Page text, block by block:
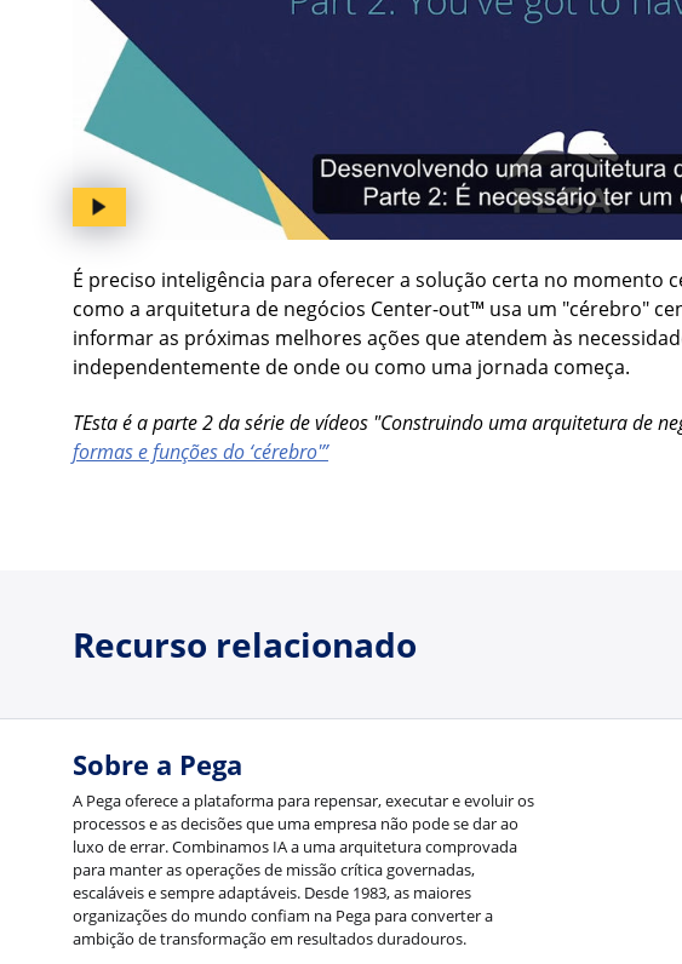
É preciso inteligência para oferecer a solução certa no momento
como a arquitetura de negócios Center-out™ usa um "cérebro"
informar as próximas melhores ações que atendem às
independentemente de onde ou como uma jornada começa.
TEsta é a parte 2 da série de vídeos "Construindo uma arquitetura de
formas e funções do ‘cérebro'”
Recurso relacionado
Sobre a Pega
A Pega oferece a plataforma para repensar, executar e evoluir os
processos e as decisões que uma empresa não pode se dar ao
luxo de errar. Combinamos IA a uma arquitetura comprovada
para manter as operações de missão crítica governadas,
escaláveis e sempre adaptáveis. Desde 1983, as maiores
organizações do mundo confiam na Pega para converter a
ambição de transformação em resultados duradouros.